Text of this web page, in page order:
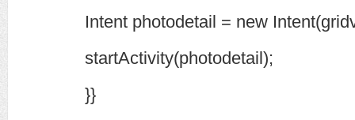
Intent photodetail = new
startActivity(photodetail);
}}